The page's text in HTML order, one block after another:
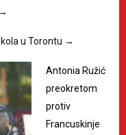
→
u Torontu →
Antonia Ružić
preokretom
protiv
Francuskinje